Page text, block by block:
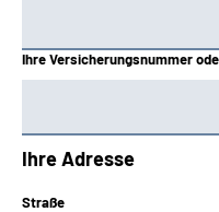
Ihre Versicherungsnummer
Ihre Adresse
Straße